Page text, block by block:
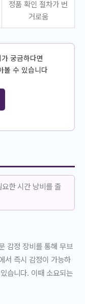
정품 확인 절차가 번
거로움
궁금하다면
볼 수 있습니다
한 시간 낭비를 줄
감정 장비를 통해 무브
서 즉시 감정이 가능하
습니다. 이때 소요되는